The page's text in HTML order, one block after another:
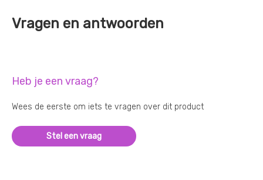
Vragen en antwoorden
Heb je een vraag?
Wees de eerste om iets te vragen over dit product
Stel een vraag